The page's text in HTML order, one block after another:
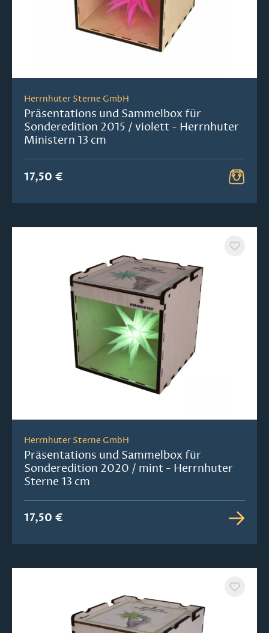
Herrnhuter Sterne GmbH
Präsentations und Sammelbox für
Sonderedition 2015 / violett - Herrnhuter
Ministern 13 cm
17,50 €
Herrnhuter Sterne GmbH
Präsentations und Sammelbox für
Sonderedition 2020 / mint - Herrnhuter
Sterne 13 cm
17,50 €